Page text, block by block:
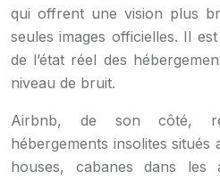
qui offrent une vision plus
seules images officielles. Il
de l’état réel des
niveau de bruit.
Airbnb, de son côté,
hébergements insolites situés
houses, cabanes dans les